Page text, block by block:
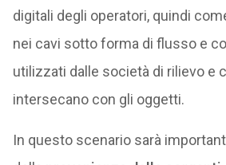
digitali degli operatori, quindi
nei cavi sotto forma di flusso e
utilizzati dalle società di rilievo e
intersecano con gli oggetti.
In questo scenario sarà